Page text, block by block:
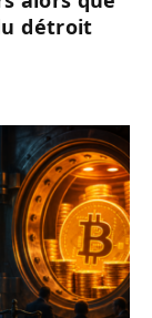
détroit